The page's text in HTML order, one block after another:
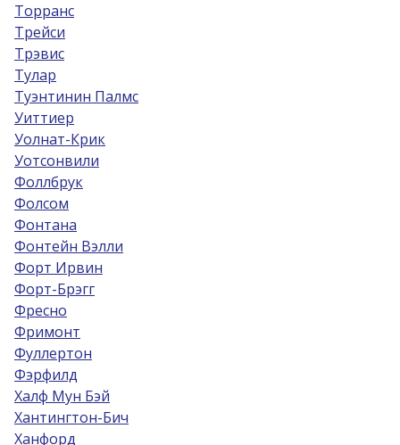
Торранс
Трейси
Трэвис
Тулар
Туэнтинин Палмс
Уиттиер
Уолнат-Крик
Уотсонвили
Фоллбрук
Фолсом
Фонтана
Фонтейн Вэлли
Форт Ирвин
Форт-Брэгг
Фресно
Фримонт
Фуллертон
Фэрфилд
Халф Мун Бэй
Хантингтон-Бич
Ханфорд